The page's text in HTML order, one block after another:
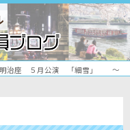
明治座 ５月公演 「細雪」 ～